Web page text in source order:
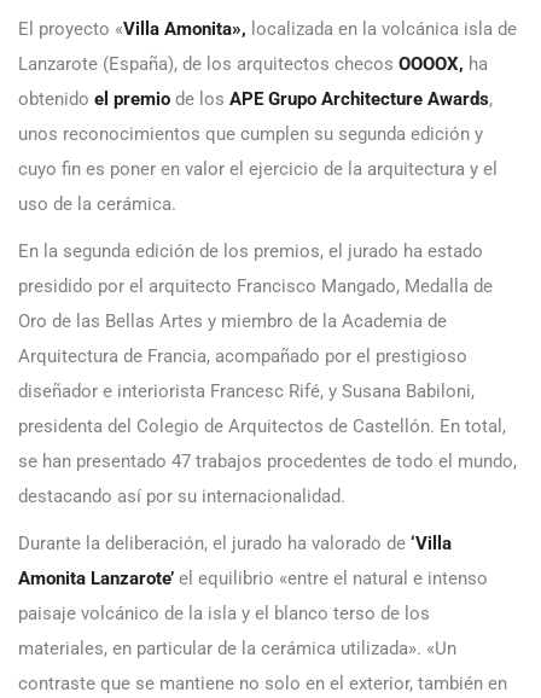
El proyecto «Villa Amonita», localizada en la volcánica isla de
Lanzarote (España), de los arquitectos checos OOOOX, ha
obtenido el premio de los APE Grupo Architecture Awards,
unos reconocimientos que cumplen su segunda edición y
cuyo fin es poner en valor el ejercicio de la arquitectura y el
uso de la cerámica.
En la segunda edición de los premios, el jurado ha estado
presidido por el arquitecto Francisco Mangado, Medalla de
Oro de las Bellas Artes y miembro de la Academia de
Arquitectura de Francia, acompañado por el prestigioso
diseñador e interiorista Francesc Rifé, y Susana Babiloni,
presidenta del Colegio de Arquitectos de Castellón. En total,
se han presentado 47 trabajos procedentes de todo el mundo,
destacando así por su internacionalidad.
Durante la deliberación, el jurado ha valorado de ‘Villa
Amonita Lanzarote’ el equilibrio «entre el natural e intenso
paisaje volcánico de la isla y el blanco terso de los
materiales, en particular de la cerámica utilizada». «Un
contraste que se mantiene no solo en el exterior, también en